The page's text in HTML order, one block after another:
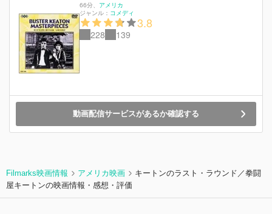
66分
アメリカ
ジャンル： コメディ
3.8
228 139
動画配信サービスがあるか確認する
Filmarks映画情報 アメリカ映画
キートンのラスト・ラウンド／拳闘
屋キートンの映画情報・感想・評価